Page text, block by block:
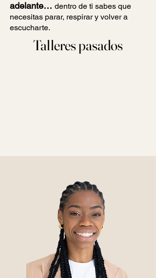
adelante… dentro de ti sabes que
necesitas parar, respirar y volver a
escucharte.
Talleres pasados